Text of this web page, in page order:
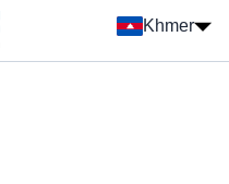
Khmer